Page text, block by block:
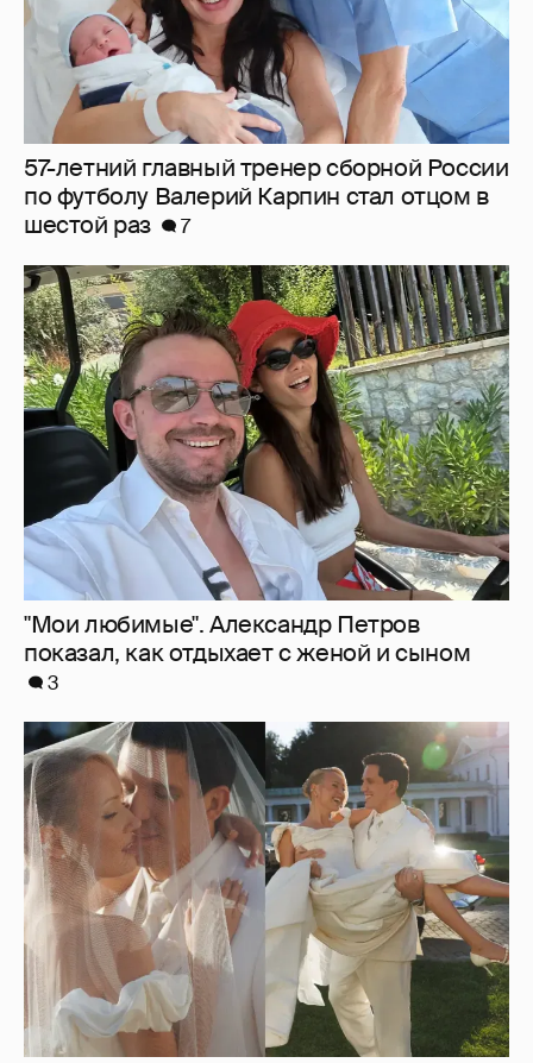
"Мои любимые". Александр Петров
показал, как отдыхает с женой и сыном
3
Появились фото с тайной свадьбы Клавы
Коки и Димы Масленникова
2